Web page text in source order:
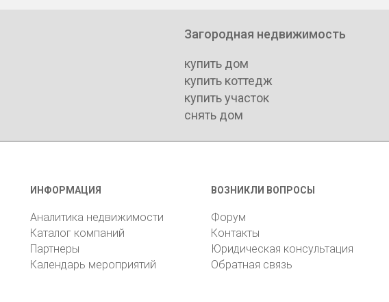
Загородная недвижимость
купить дом
купить коттедж
купить участок
снять дом
ИНФОРМАЦИЯ
Аналитика недвижимости
Каталог компаний
Партнеры
Календарь мероприятий
ВОЗНИКЛИ ВОПРОСЫ
Форум
Контакты
Юридическая консультация
Обратная связь